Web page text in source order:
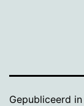
Gepubliceerd in